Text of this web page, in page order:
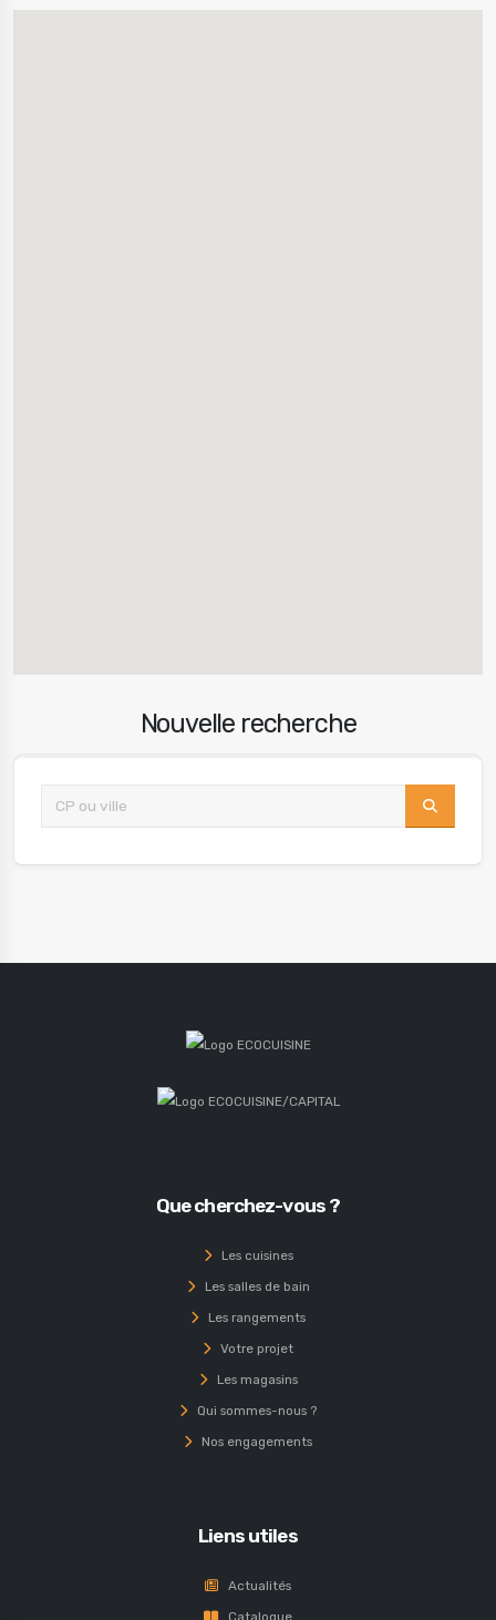
Nouvelle recherche
Que cherchez-vous ?
Les cuisines
Les salles de bain
Les rangements
Votre projet
Les magasins
Qui sommes-nous ?
Nos engagements
Liens utiles
Actualités
Catalogue